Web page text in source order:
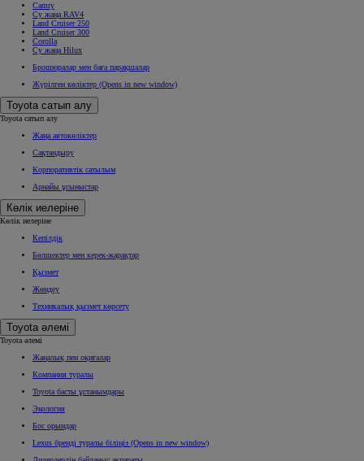
Camry
Су жаңа RAV4
Land Cruiser 250
Land Cruiser 300
Corolla
Су жаңа Hilux
Брошюралар мен баға парақшалар
Жүрілген көліктер (Opens in new window)
Toyota сатып алу
Toyota сатып алу
Жаңа автокөліктер
Сақтандыру
Корпоративтік сатылым
Арнайы ұсыныстар
Көлік иелеріне
Көлік иелеріне
Кепілдік
Бөлшектер мен керек-жарақтар
Қызмет
Жөндеу
Техникалық қызмет көрсету
Toyota әлемі
Toyota әлемі
Жаңалық пен оқиғалар
Компания туралы
Toyota басты ұстанымдары
Экология
Бос орындар
Lexus бренді туралы біліңіз (Opens in new window)